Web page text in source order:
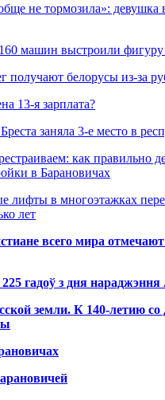
не тормозила»: девушка
машин выстроили фигуру
получают белорусы из-за
13-я зарплата?
заняла 3-е место в
как правильно
в Барановичах
лифты в многоэтажках
лет
всего мира
гадоў з дня
земли. К 140-летию